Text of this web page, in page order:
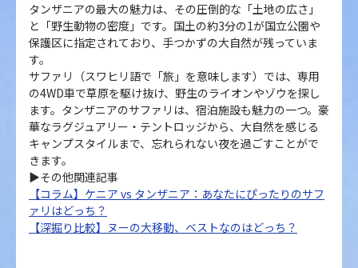
タンザニアの最大の魅力は、その圧倒的な「土地の広さ」
と「野生動物の密度」です。国土の約3分の1が国立公園や
保護区に指定されており、手つかずの大自然が残っていま
す。
サファリ（スワヒリ語で「旅」を意味します）では、専用
の4WD車で草原を駆け抜け、野生のライオンやゾウを探し
ます。タンザニアのサファリは、宿泊施設も魅力の一つ。豪
華なラグジュアリー・テントロッジから、大自然を感じる
キャンプスタイルまで、忘れられない夜を過ごすことがで
きます。
▶その他関連記事
【コラム】ケニア vs タンザニア：あなたにぴったりのサフ
ァリはどっち？
【深掘り比較】ヌーの大移動、ベストなのはどっち？